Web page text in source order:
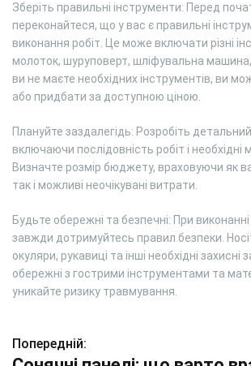
Зберіть правильні інструменти: Перед
переконайтеся, що у вас є правильні
виконання робіт. Це може включати різні
молоток, шуруповерт, шліфувальна
ви не маєте необхідних інструментів, ви
або придбати за доступною ціною.
Плануйте заздалегідь: Розробіть
включаючи послідовність робіт і необхідні
Визначте розмір бюджету, враховуючи як
так і можливі неочікувані витрати.
Будьте обережні та безпечні: При
завжди дотримуйтесь правил безпеки.
окуляри, рукавиці та інші необхідні захисні
обережні з гострими інструментами та
уникайте ризику травмування.
Н
Попередній: